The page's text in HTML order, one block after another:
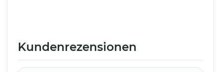
Kundenrezensionen